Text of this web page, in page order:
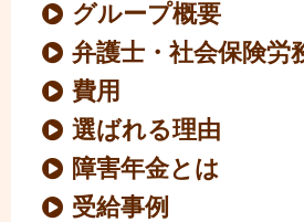
グループ概要
弁護士・社会保険労
費用
選ばれる理由
障害年金とは
受給事例